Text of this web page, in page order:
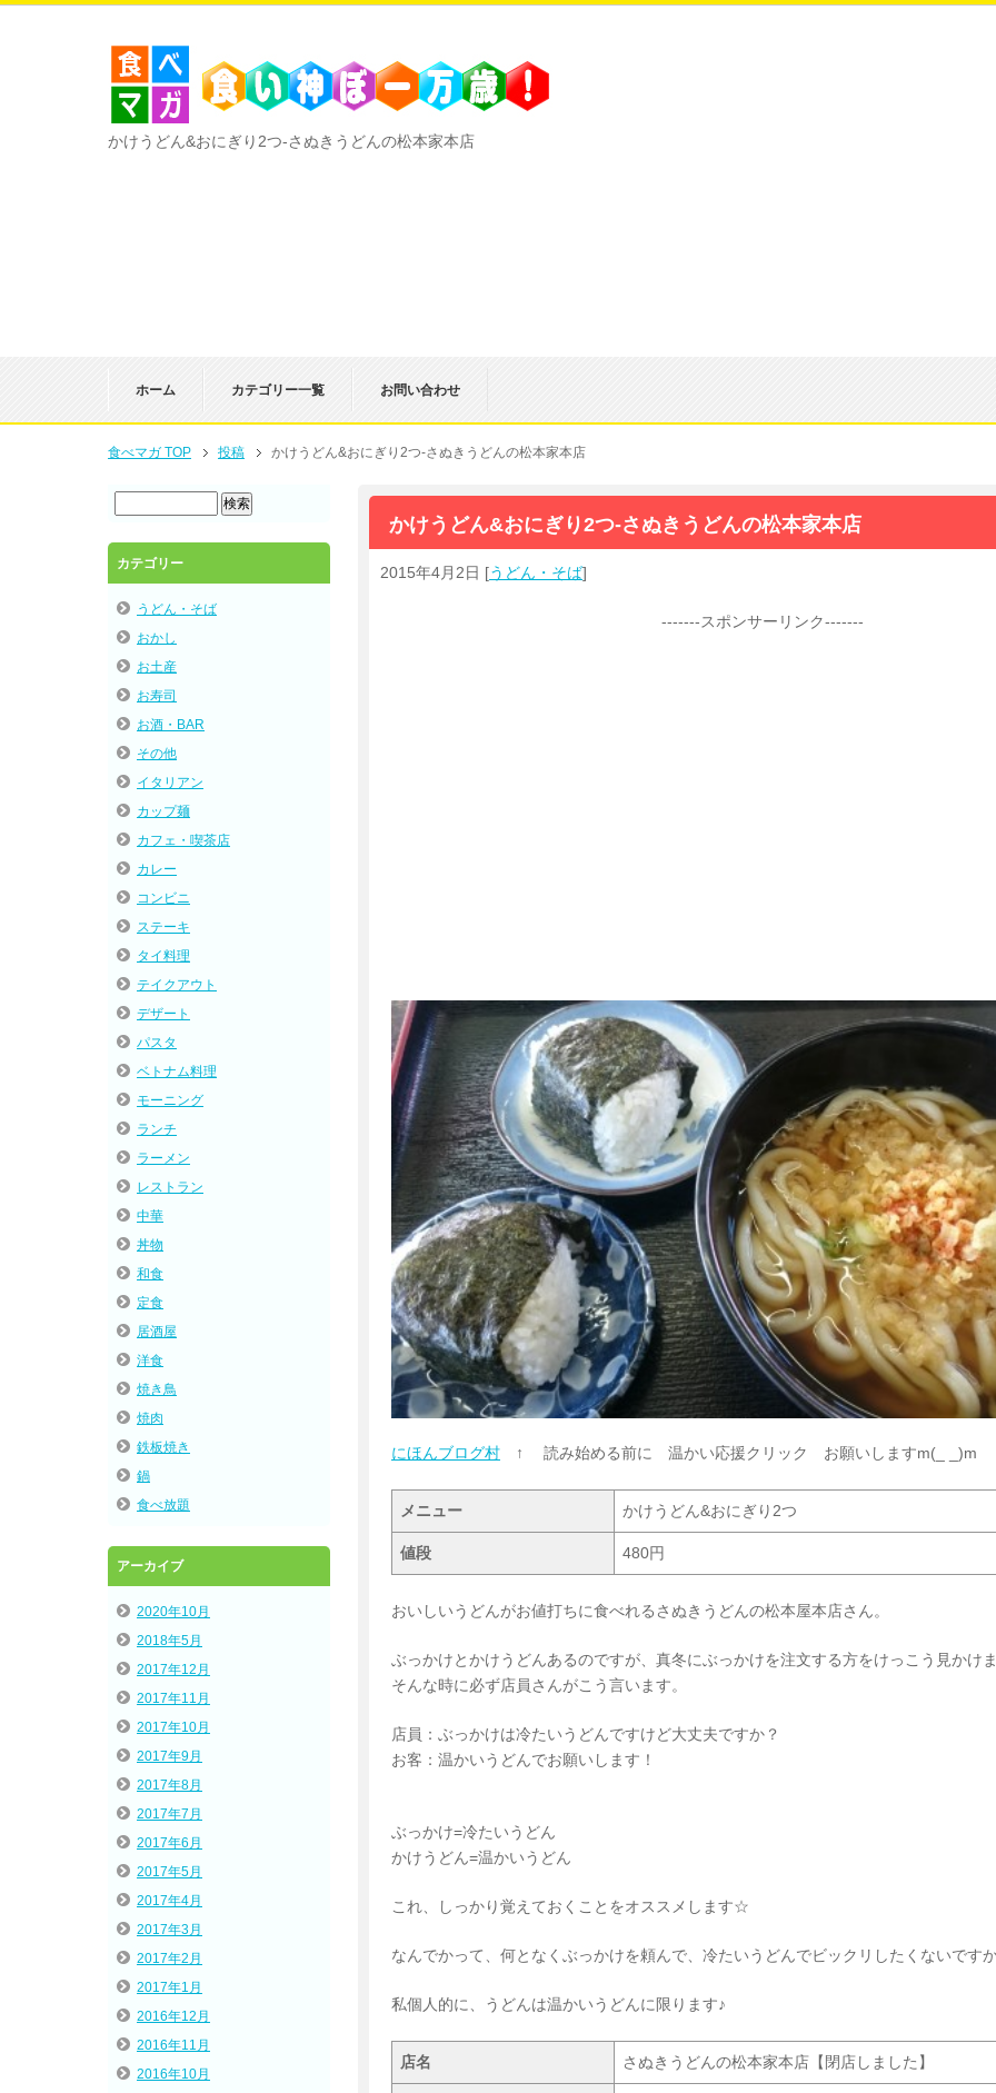
かけうどん&おにぎり2つ-さぬきうどんの松本家本店
ホーム カテゴリー一覧 お問い合わせ
食べマガ TOP 投稿 かけうどん&おにぎり2つ-さぬきうどんの松本家本店
かけうどん&おにぎり2つ-さぬきうどんの松本家本店
2015年4月2日 [うどん・そば]
-------スポンサーリンク-------
にほんブログ村↑ 読み始める前に 温かい応援クリック お願いしますm(_ _)m
メニュー かけうどん&おにぎり2つ
値段 480円
おいしいうどんがお値打ちに食べれるさぬきうどんの松本屋本店さん。
ぶっかけとかけうどんあるのですが、真冬にぶっかけを注文する方をけっこう見かけま
そんな時に必ず店員さんがこう言います。
店員：ぶっかけは冷たいうどんですけど大丈夫ですか？
お客：温かいうどんでお願いします！
ぶっかけ=冷たいうどん
かけうどん=温かいうどん
これ、しっかり覚えておくことをオススメします☆
なんでかって、何となくぶっかけを頼んで、冷たいうどんでビックリしたくないですか
私個人的に、うどんは温かいうどんに限ります♪
店名 さぬきうどんの松本家本店【閉店しました】
カテゴリー
うどん・そば
おかし
お土産
お寿司
お酒・BAR
その他
イタリアン
カップ麺
カフェ・喫茶店
カレー
コンビニ
ステーキ
タイ料理
テイクアウト
デザート
パスタ
ベトナム料理
モーニング
ランチ
ラーメン
レストラン
中華
丼物
和食
定食
居酒屋
洋食
焼き鳥
焼肉
鉄板焼き
鍋
食べ放題
アーカイブ
2020年10月
2018年5月
2017年12月
2017年11月
2017年10月
2017年9月
2017年8月
2017年7月
2017年6月
2017年5月
2017年4月
2017年3月
2017年2月
2017年1月
2016年12月
2016年11月
2016年10月